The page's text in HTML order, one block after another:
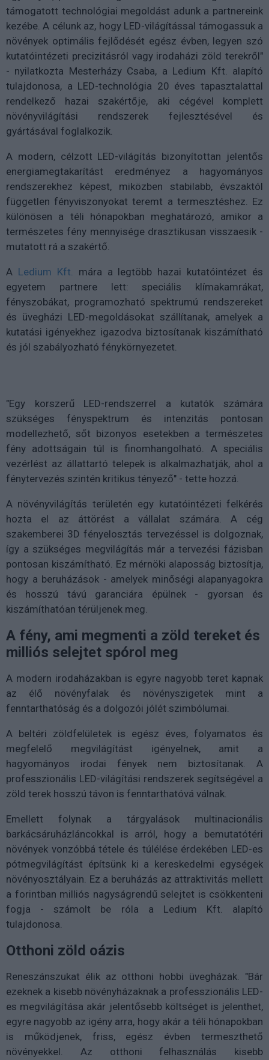
támogatott technológiai megoldást adunk a partnereink
kezébe. A célunk az, hogy LED-világítással támogassuk a
növények optimális fejlődését egész évben, legyen szó
kutatóintézeti precizitásról vagy irodaházi zöld terekről"
- nyilatkozta Mesterházy Csaba, a Ledium Kft. alapító
tulajdonosa, a LED-technológia 20 éves tapasztalattal
rendelkező hazai szakértője, aki cégével komplett
növényvilágítási rendszerek fejlesztésével és
gyártásával foglalkozik.
A modern, célzott LED-világítás bizonyítottan jelentős
energiamegtakarítást eredményez a hagyományos
rendszerekhez képest, miközben stabilabb, évszaktól
független fényviszonyokat teremt a termesztéshez. Ez
különösen a téli hónapokban meghatározó, amikor a
természetes fény mennyisége drasztikusan visszaesik -
mutatott rá a szakértő.
A Ledium Kft. mára a legtöbb hazai kutatóintézet és
egyetem partnere lett: speciális klímakamrákat,
fényszobákat, programozható spektrumú rendszereket
és üvegházi LED-megoldásokat szállítanak, amelyek a
kutatási igényekhez igazodva biztosítanak kiszámítható
és jól szabályozható fénykörnyezetet.
"Egy korszerű LED-rendszerrel a kutatók számára
szükséges fényspektrum és intenzitás pontosan
modellezhető, sőt bizonyos esetekben a természetes
fény adottságain túl is finomhangolható. A speciális
vezérlést az állattartó telepek is alkalmazhatják, ahol a
fénytervezés szintén kritikus tényező" - tette hozzá.
A növényvilágítás területén egy kutatóintézeti felkérés
hozta el az áttörést a vállalat számára. A cég
szakemberei 3D fényelosztás tervezéssel is dolgoznak,
így a szükséges megvilágítás már a tervezési fázisban
pontosan kiszámítható. Ez mérnöki alaposság biztosítja,
hogy a beruházások - amelyek minőségi alapanyagokra
és hosszú távú garanciára épülnek - gyorsan és
kiszámíthatóan térüljenek meg.
A fény, ami megmenti a zöld tereket és
milliós selejtet spórol meg
A modern irodaházakban is egyre nagyobb teret kapnak
az élő növényfalak és növényszigetek mint a
fenntarthatóság és a dolgozói jólét szimbólumai.
A beltéri zöldfelületek is egész éves, folyamatos és
megfelelő megvilágítást igényelnek, amit a
hagyományos irodai fények nem biztosítanak. A
professzionális LED-világítási rendszerek segítségével a
zöld terek hosszú távon is fenntarthatóvá válnak.
Emellett folynak a tárgyalások multinacionális
barkácsáruházláncokkal is arról, hogy a bemutatótéri
növények vonzóbbá tétele és túlélése érdekében LED-es
pótmegvilágítást építsünk ki a kereskedelmi egységek
növényosztályain. Ez a beruházás az attraktivitás mellett
a forintban milliós nagyságrendű selejtet is csökkenteni
fogja - számolt be róla a Ledium Kft. alapító
tulajdonosa.
Otthoni zöld oázis
Reneszánszukat élik az otthoni hobbi üvegházak. "Bár
ezeknek a kisebb növényházaknak a professzionális LED-
es megvilágítása akár jelentősebb költséget is jelenthet,
egyre nagyobb az igény arra, hogy akár a téli hónapokban
is működjenek, friss, egész évben termeszthető
növényekkel. Az otthoni felhasználás kisebb